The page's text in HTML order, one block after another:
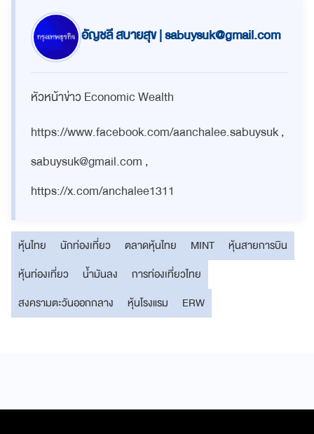
อัญชลี สบายสุข |sabuysuk@gmail.com
หัวหน้าข่าว Economic Wealth
https://www.facebook.com/aanchalee.sabuysuk ,
sabuysuk@gmail.com ,
https://x.com/anchalee1311
หุ้นไทย นักท่องเที่ยว ตลาดหุ้นไทย MINT
หุ้นสายการบิน
หุ้นท่องเที่ยว
น้ำมันลง
การท่องเที่ยวไทย
สงครามตะวันออกกลาง
หุ้นโรงแรม ERW